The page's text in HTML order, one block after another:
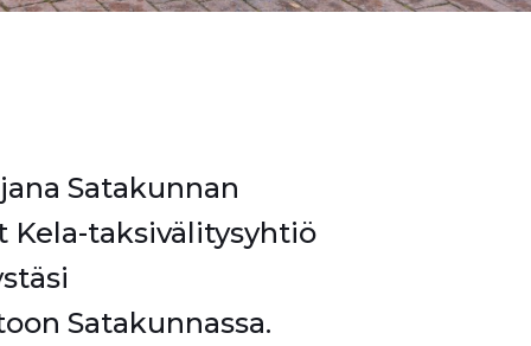
Satakunnan
Kela-taksivälitysyhtiö
Satakunnassa.